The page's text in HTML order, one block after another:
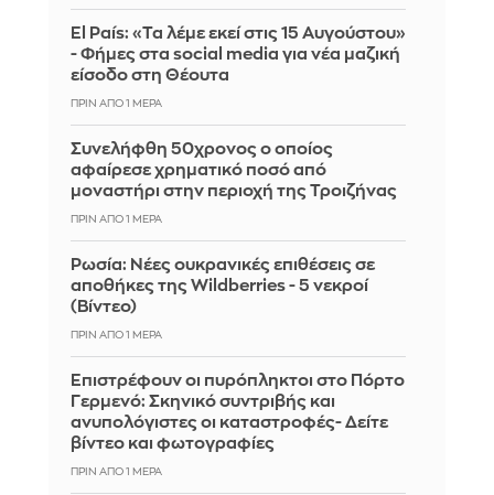
El País: «Τα λέμε εκεί στις 15 Αυγούστου»
- Φήμες στα social media για νέα μαζική
είσοδο στη Θέουτα
ΠΡΙΝ ΑΠΌ 1 ΜΈΡΑ
Συνελήφθη 50χρονος ο οποίος
αφαίρεσε χρηματικό ποσό από
μοναστήρι στην περιοχή της Τροιζήνας
ΠΡΙΝ ΑΠΌ 1 ΜΈΡΑ
Ρωσία: Νέες ουκρανικές επιθέσεις σε
αποθήκες της Wildberries - 5 νεκροί
(Βίντεο)
ΠΡΙΝ ΑΠΌ 1 ΜΈΡΑ
Επιστρέφουν οι πυρόπληκτοι στο Πόρτο
Γερμενό: Σκηνικό συντριβής και
ανυπολόγιστες οι καταστροφές- Δείτε
βίντεο και φωτογραφίες
ΠΡΙΝ ΑΠΌ 1 ΜΈΡΑ